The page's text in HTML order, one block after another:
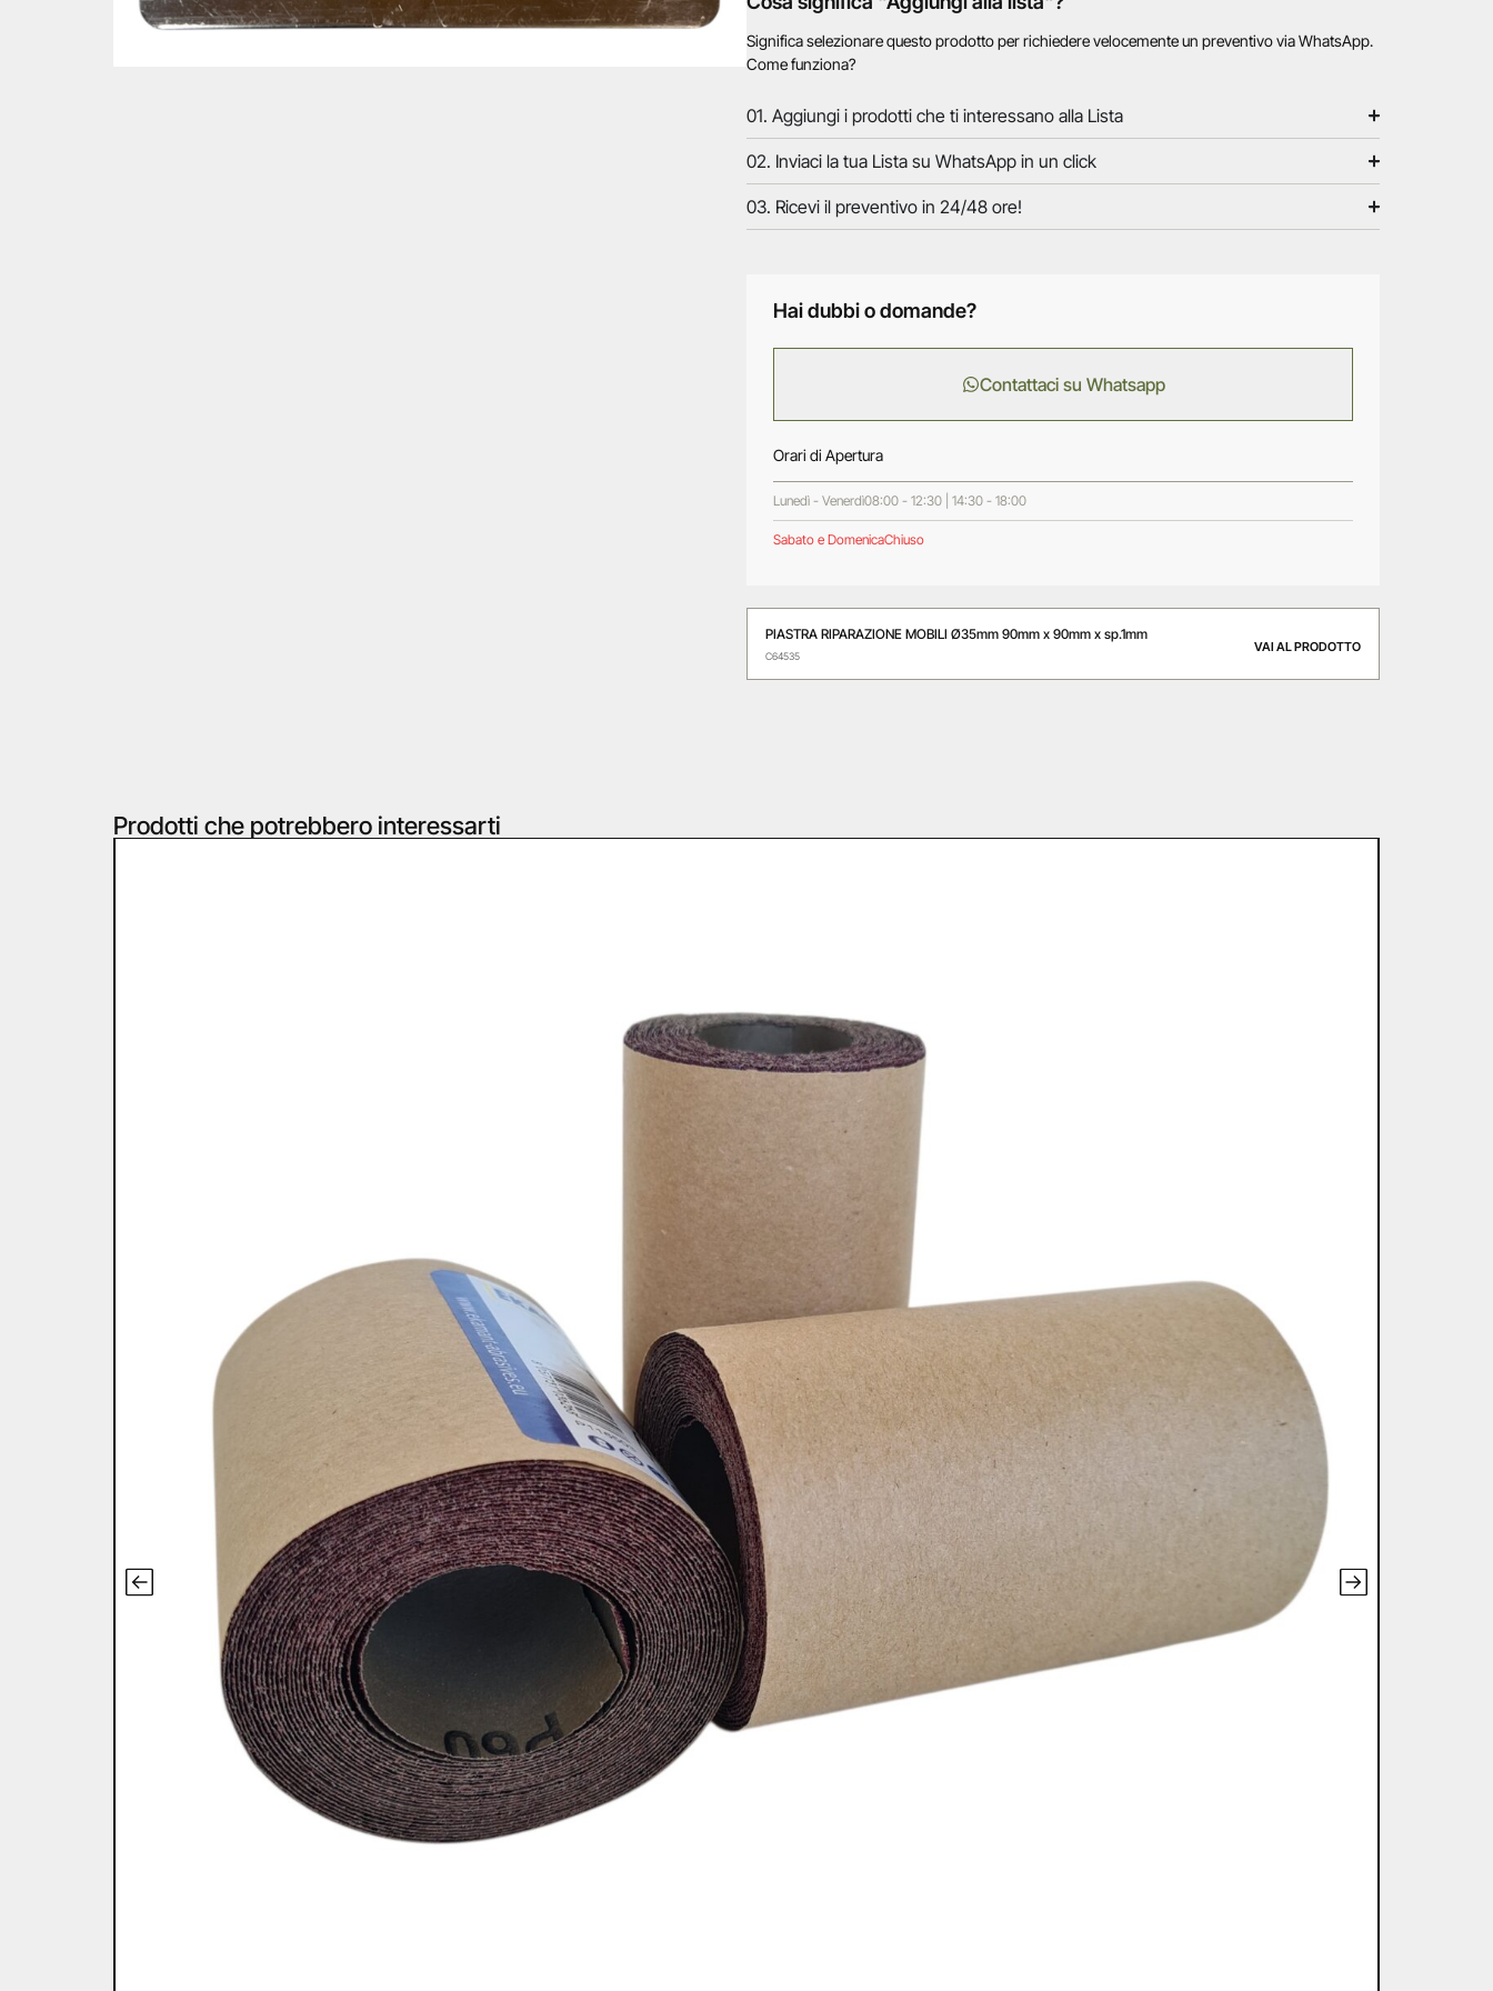
Significa selezionare questo prodotto per richiedere velocemente un preventivo via WhatsApp.
Come funziona?
01. Aggiungi i prodotti che ti interessano alla Lista
02. Inviaci la tua Lista su WhatsApp in un click
03. Ricevi il preventivo in 24/48 ore!
Hai dubbi o domande?
Contattaci su Whatsapp
Orari di Apertura
Lunedì - Venerdì08:00 - 12:30 | 14:30 - 18:00
Sabato e DomenicaChiuso
PIASTRA RIPARAZIONE MOBILI Ø35mm 90mm x 90mm x sp.1mm
C64535
VAI AL PRODOTTO
Prodotti che potrebbero interessarti